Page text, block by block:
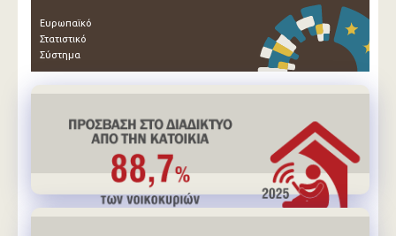
Ευρωπαϊκό
Στατιστικό
Σύστημα